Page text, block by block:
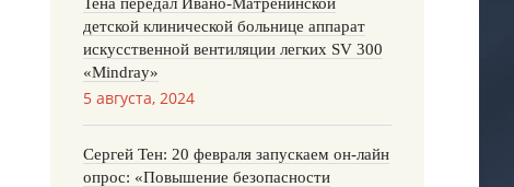
детской клинической больнице аппарат
искусственной вентиляции легких SV 300
«Mindray»
5 августа, 2024
Сергей Тен: 20 февраля запускаем он-лайн
опрос: «Повышение безопасности